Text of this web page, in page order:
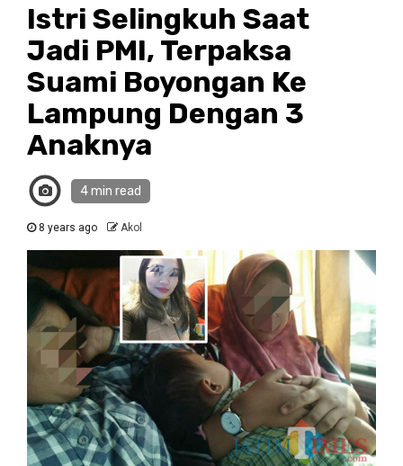
Istri Selingkuh Saat
Jadi PMI, Terpaksa
Suami Boyongan Ke
Lampung Dengan 3
Anaknya
4 min read
8 years ago Akol